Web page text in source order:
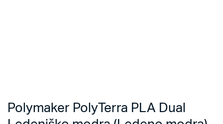
Polymaker PolyTerra PLA Dual